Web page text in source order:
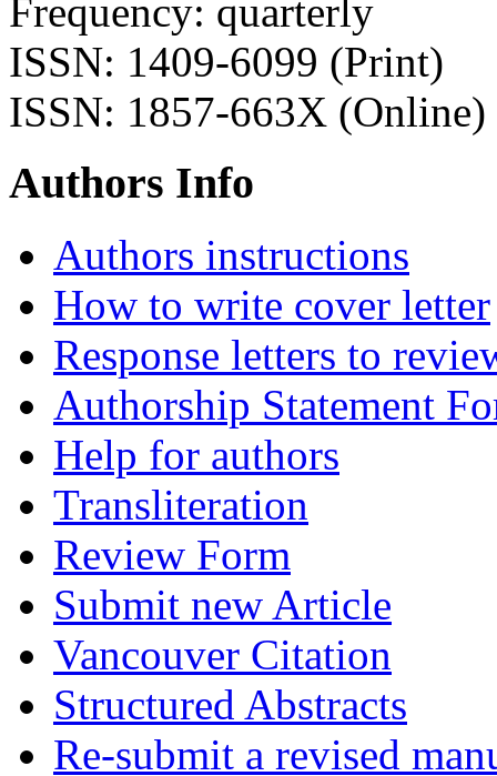
Frequency: quarterly
ISSN: 1409-6099 (Print)
ISSN: 1857-663X (Online)
Authors Info
Authors instructions
How to write cover letter
Response letters to
Authorship Statement
Help for authors
Transliteration
Review Form
Submit new Article
Vancouver Citation
Structured Abstracts
Re-submit a revised